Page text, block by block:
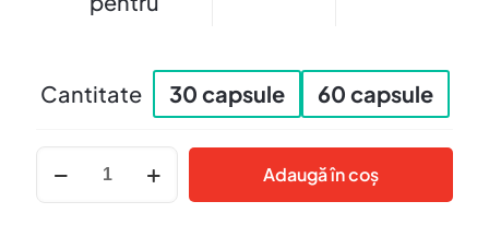
Cantitate 30 capsule 60 capsule
Cantitate
GINKGO
MAX
Adaugă în coș